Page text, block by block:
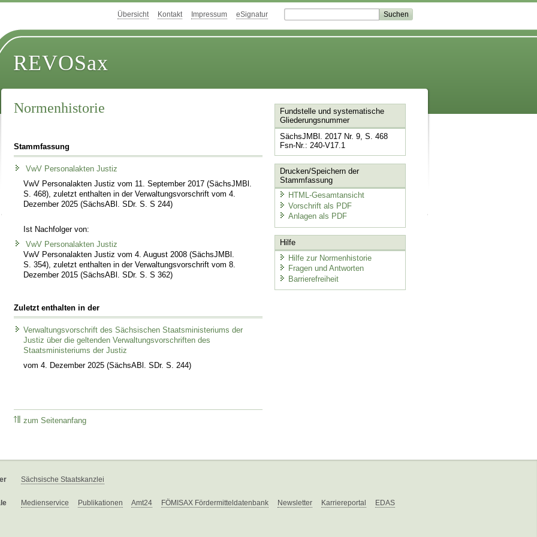
Übersicht Kontakt Impressum eSignatur
REVOSax
Normenhistorie
Stammfassung
VwV Personalakten Justiz
VwV Personalakten Justiz vom 11. September 2017 (SächsJMBl.
S. 468), zuletzt enthalten in der Verwaltungsvorschrift vom 4.
Dezember 2025 (SächsABl. SDr. S. S 244)
Ist Nachfolger von:
VwV Personalakten Justiz
VwV Personalakten Justiz vom 4. August 2008 (SächsJMBl.
S. 354), zuletzt enthalten in der Verwaltungsvorschrift vom 8.
Dezember 2015 (SächsABl. SDr. S. S 362)
Zuletzt enthalten in der
Verwaltungsvorschrift des Sächsischen Staatsministeriums der
Justiz über die geltenden Verwaltungsvorschriften des
Staatsministeriums der Justiz
vom 4. Dezember 2025 (SächsABl. SDr. S. 244)
zum Seitenanfang
Fundstelle und systematische
Gliederungsnummer
SächsJMBl. 2017 Nr. 9, S. 468
Fsn-Nr.: 240-V17.1
Drucken/Speichern der
Stammfassung
HTML-Gesamtansicht
Vorschrift als PDF
Anlagen als PDF
Hilfe
Hilfe zur Normenhistorie
Fragen und Antworten
Barrierefreiheit
Sächsische Staatskanzlei
Medienservice Publikationen Amt24 FÖMISAX Fördermitteldatenbank Newsletter Karriereportal EDAS